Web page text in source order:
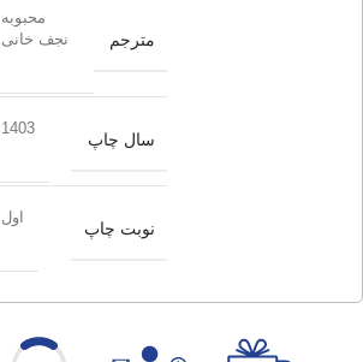
مترجم
محبوبه
نجف خانی
سال چاپ
1403
نوبت چاپ
اول